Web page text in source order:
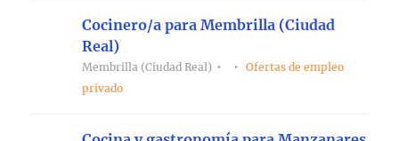
Cocinero/a para Membrilla (Ciudad
Real)
Membrilla (Ciudad Real)
Ofertas de empleo
privado